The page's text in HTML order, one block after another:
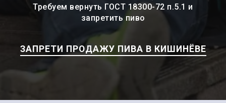
Требуем вернуть ГОСТ 18300-72 п.5.1 и
запретить пиво
ЗАПРЕТИ ПРОДАЖУ ПИВА В КИШИНЁВЕ